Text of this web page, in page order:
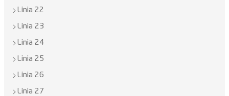
Linia 22
Linia 23
Linia 24
Linia 25
Linia 26
Linia 27